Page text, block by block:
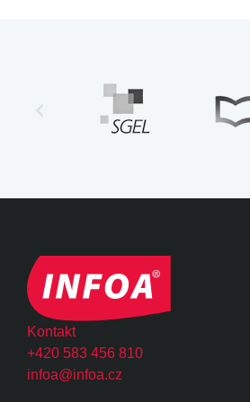
Kontakt
+420 583 456 810
infoa@infoa.cz